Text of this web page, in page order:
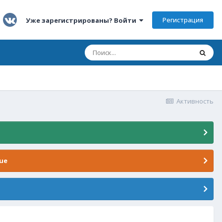
Уже зарегистрированы? Войти Регистрация
Активность